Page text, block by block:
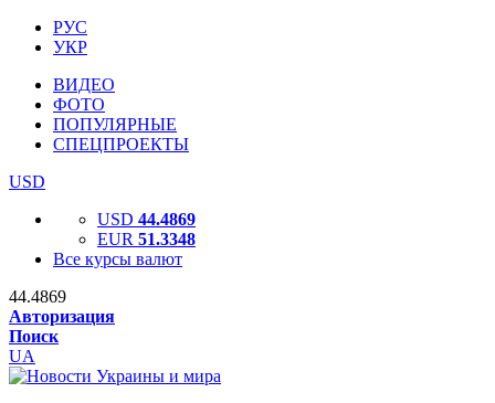
РУС
УКР
ВИДЕО
ФОТО
ПОПУЛЯРНЫЕ
СПЕЦПРОЕКТЫ
USD
USD 44.4869
EUR 51.3348
Все курсы валют
44.4869
Авторизация
Поиск
UA